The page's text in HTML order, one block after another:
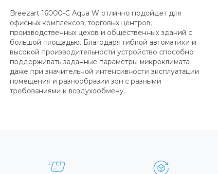
Breezart 16000-C Aqua W отлично подойдет для
офисных комплексов, торговых центров,
производственных цехов и общественных зданий с
большой площадью. Благодаря гибкой автоматики и
высокой производительности устройство способно
поддерживать заданные параметры микроклимата
даже при значительной интенсивности эксплуатации
помещения и разнообразии зон с разными
требованиями к воздухообмену.